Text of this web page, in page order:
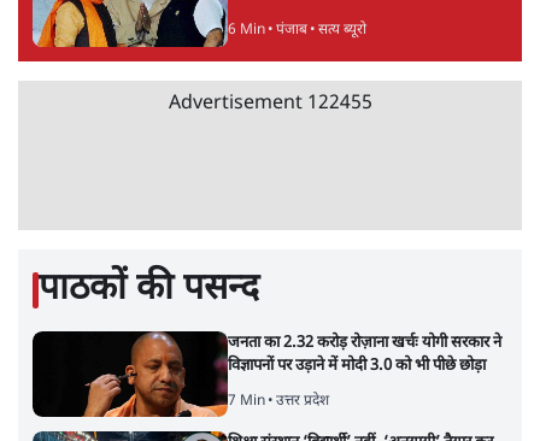
6 Min• पंजाब• सत्य ब्यूरो
Advertisement 122455
पाठकों की पसन्द
जनता का 2.32 करोड़ रोज़ाना खर्चः योगी सरकार ने
विज्ञापनों पर उड़ाने में मोदी 3.0 को भी पीछे छोड़ा
7 Min• उत्तर प्रदेश